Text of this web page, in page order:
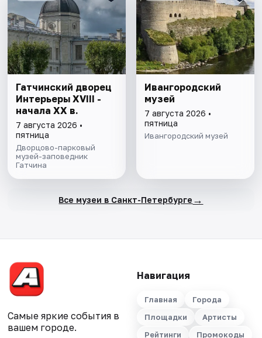
Гатчинский дворец
Интерьеры ХVIII -
начала ХХ в.
7 августа 2026 •
пятница
Дворцово-парковый
музей-заповедник
Гатчина
Ивангородский
музей
7 августа 2026 •
пятница
Ивангородский музей
Все музеи в Санкт-Петербурге →
Самые яркие события в
вашем городе.
Навигация
Главная
Города
Площадки
Артисты
Рейтинги
Промокоды